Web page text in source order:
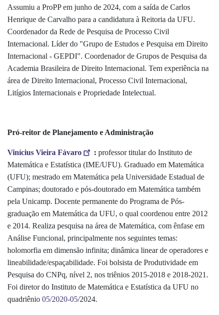
Assumiu a ProPP em junho de 2024, com a saída de Carlos
Henrique de Carvalho para a candidatura à Reitoria da UFU.
Coordenador da Rede de Pesquisa de Processo Civil
Internacional. Líder do "Grupo de Estudos e Pesquisa em Direito
Internacional - GEPDI". Coordenador de Grupos de Pesquisa da
Academia Brasileira de Direito Internacional. Tem experiência na
área de Direito Internacional, Processo Civil Internacional,
Litígios Internacionais e Propriedade Intelectual.
Pró-reitor de Planejamento e Administração
Vinícius Vieira Fávaro : professor titular do Instituto de
Matemática e Estatística (IME/UFU). Graduado em Matemática
(UFU); mestrado em Matemática pela Universidade Estadual de
Campinas; doutorado e pós-doutorado em Matemática também
pela Unicamp. Docente permanente do Programa de Pós-
graduação em Matemática da UFU, o qual coordenou entre 2012
e 2014. Realiza pesquisa na área de Matemática, com ênfase em
Análise Funcional, principalmente nos seguintes temas:
holomorfia em dimensão infinita; dinâmica linear de operadores e
lineabilidade/espaçabilidade. Foi bolsista de Produtividade em
Pesquisa do CNPq, nível 2, nos triênios 2015-2018 e 2018-2021.
Foi diretor do Instituto de Matemática e Estatística da UFU no
quadriênio 05/2020-05/2024.